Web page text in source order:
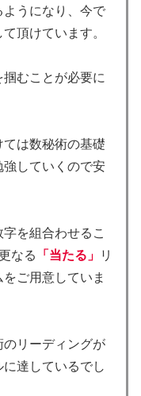
うになり、今で
頂けています。
むことが必要に
は数秘術の基礎
強していくので安
を組合わせるこ
なる
「当たる」
リ
ご用意していま
のリーディングが
達しているでし